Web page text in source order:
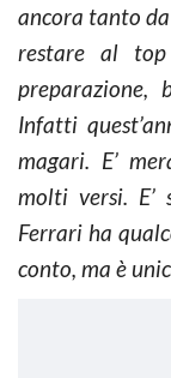
ancora tanto
restare al
preparazione,
Infatti
magari. E’
molti versi. E’
Ferrari ha
conto, ma è